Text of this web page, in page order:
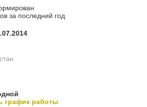
за последний год
график работы